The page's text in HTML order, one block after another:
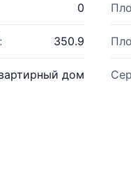
0
350.9
дом